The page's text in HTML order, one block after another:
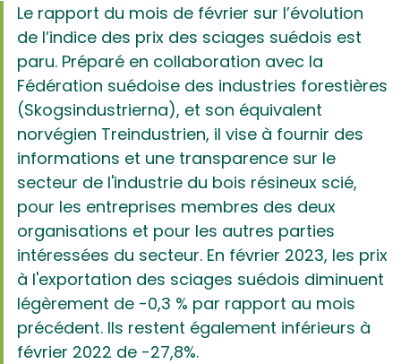
Le rapport du mois de février sur l’évolution
de l’indice des prix des sciages suédois est
paru. Préparé en collaboration avec la
Fédération suédoise des industries forestières
(Skogsindustrierna), et son équivalent
norvégien Treindustrien, il vise à fournir des
informations et une transparence sur le
secteur de l'industrie du bois résineux scié,
pour les entreprises membres des deux
organisations et pour les autres parties
intéressées du secteur. En février 2023, les prix
à l'exportation des sciages suédois diminuent
légèrement de -0,3 % par rapport au mois
précédent. Ils restent également inférieurs à
février 2022 de -27,8%.